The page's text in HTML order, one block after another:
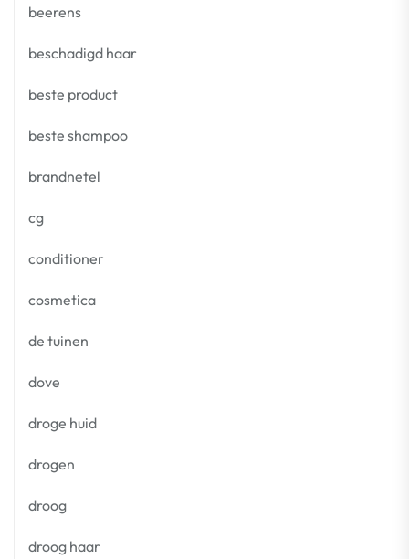
beerens
beschadigd haar
beste product
beste shampoo
brandnetel
cg
conditioner
cosmetica
de tuinen
dove
droge huid
drogen
droog
droog haar